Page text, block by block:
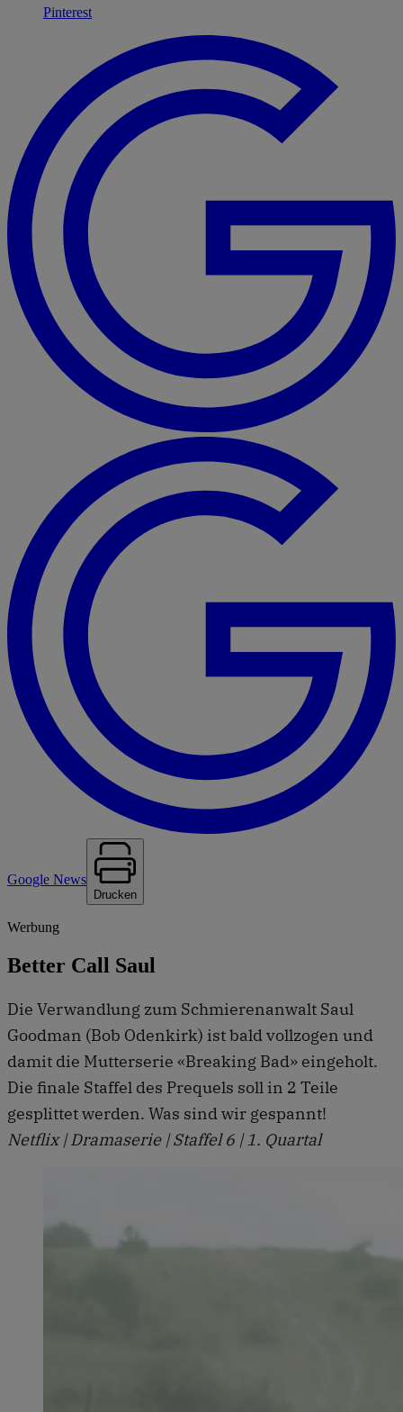
Pinterest
Google News
Drucken
Werbung
Better Call Saul
Die Verwandlung zum Schmierenanwalt Saul
Goodman (Bob Odenkirk) ist bald vollzogen und
damit die Mutterserie «Breaking Bad» eingeholt.
Die finale Staffel des Prequels soll in 2 Teile
gesplittet werden. Was sind wir gespannt!
Netflix | Dramaserie | Staffel 6 | 1. Quartal